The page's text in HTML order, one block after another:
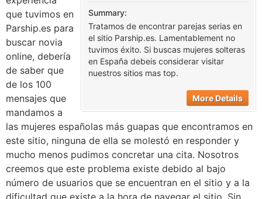
Summary:
Tratamos de encontrar parejas serias en
el sitio Parship.es. Lamentablement no
tuvimos éxito. Si buscas mujeres solteras
en España debeis considerar visitar
nuestros sitios mas top.
More Details
que tuvimos en
Parship.es para
buscar novia
online, debería
de saber que
de los 100
mensajes que
mandamos a
las mujeres españolas más guapas que encontramos en
este sitio, ninguna de ella se molestó en responder y
mucho menos pudimos concretar una cita. Nosotros
creemos que este problema existe debido al bajo
número de usuarios que se encuentran en el sitio y a la